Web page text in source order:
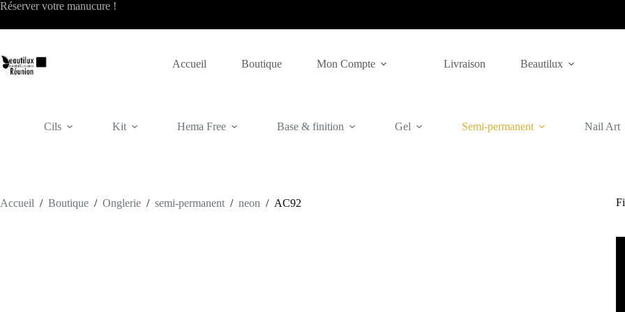
Passer
contenu
Réserver votre manucure !
Accueil Boutique Mon Compte Livraison Beautilux
Cils Kit Hema Free Base & finition Gel Semi-permanent Nail Art
Accueil / Boutique / Onglerie / semi-permanent / neon / AC92